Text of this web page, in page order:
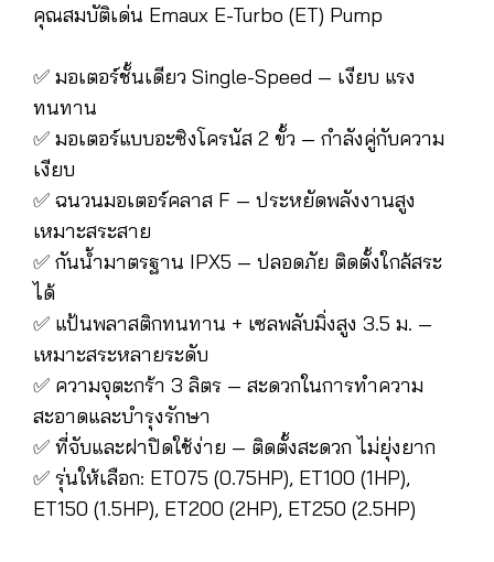
คุณสมบัติเด่น Emaux E-Turbo (ET) Pump
✅ มอเตอร์ชั้นเดียว Single-Speed — เงียบ แรง
ทนทาน
✅ มอเตอร์แบบอะซิงโครนัส 2 ขั้ว — กำลังคู่กับความ
เงียบ
✅ ฉนวนมอเตอร์คลาส F — ประหยัดพลังงานสูง
เหมาะสระสาย
✅ กันน้ำมาตรฐาน IPX5 — ปลอดภัย ติดตั้งใกล้สระ
ได้
✅ แป้นพลาสติกทนทาน + เซลพลับมิ่งสูง 3.5 ม. —
เหมาะสระหลายระดับ
✅ ความจุตะกร้า 3 ลิตร — สะดวกในการทำความ
สะอาดและบำรุงรักษา
✅ ที่จับและฝาปิดใช้ง่าย — ติดตั้งสะดวก ไม่ยุ่งยาก
✅ รุ่นให้เลือก: ET075 (0.75HP), ET100 (1HP),
ET150 (1.5HP), ET200 (2HP), ET250 (2.5HP)